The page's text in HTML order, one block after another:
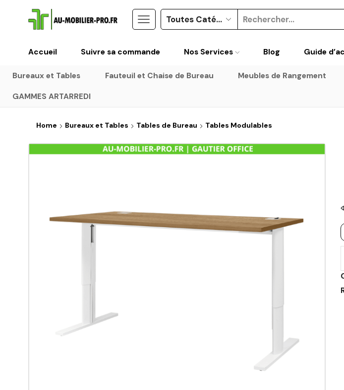
Accueil Suivre sa commande Nos Services Blog Guide
Bureaux et Tables Fauteuil et Chaise de Bureau Meubles de Rangement
GAMMES ARTARREDI
Home Bureaux et Tables Tables de Bureau Tables Modulables